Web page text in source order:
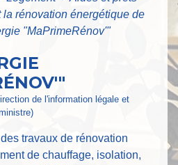
rénovation énergétique de
"MaPrimeRénov'"
de l'information légale et
travaux de rénovation
de chauffage, isolation,